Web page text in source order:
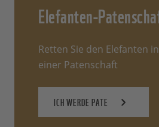
Elefanten-
Retten Sie den Elefanten
einer Patenschaft
ICH WERDE PATE